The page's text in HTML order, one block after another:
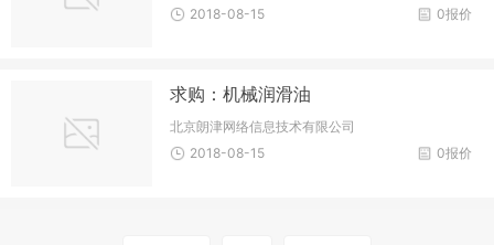
0报价
2018-08-15
求购：机械润滑油
北京朗津网络信息技术有限公司
0报价
2018-08-15